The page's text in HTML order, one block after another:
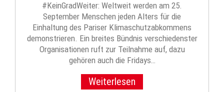
#KeinGradWeiter: Weltweit werden am 25.
September Menschen jeden Alters für die
Einhaltung des Pariser Klimaschutz­abkommens
demonstrieren. Ein breites Bündnis verschiedenster
Organisationen ruft zur Teilnahme auf, dazu
gehören auch die Fridays…
Weiterlesen